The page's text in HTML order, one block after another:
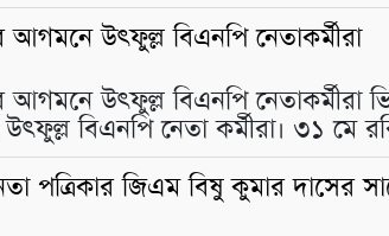
আগমনে উৎফুল্ল বিএনপি নেতাকর্মীরা
আগমনে উৎফুল্ল বিএনপি
বিএনপি নেতা কর্মীরা। ৩১ মে
পত্রিকার জিএম বিষু কুমার দাসের